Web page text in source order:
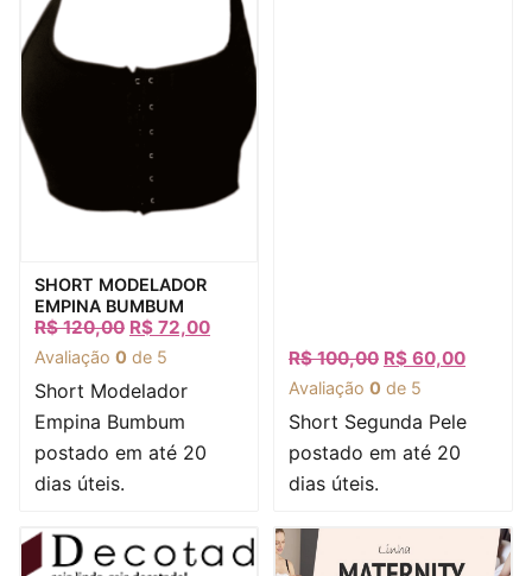
Visualização rápida
SHORT MODELADOR
EMPINA BUMBUM
R$120,00 R$ 72,00
Avaliação 0 de 5
Short Modelador
Empina Bumbum
postado em até 20
dias úteis.
R$100,00 R$ 60,00
Avaliação 0 de 5
Short Segunda Pele
postado em até 20
dias úteis.